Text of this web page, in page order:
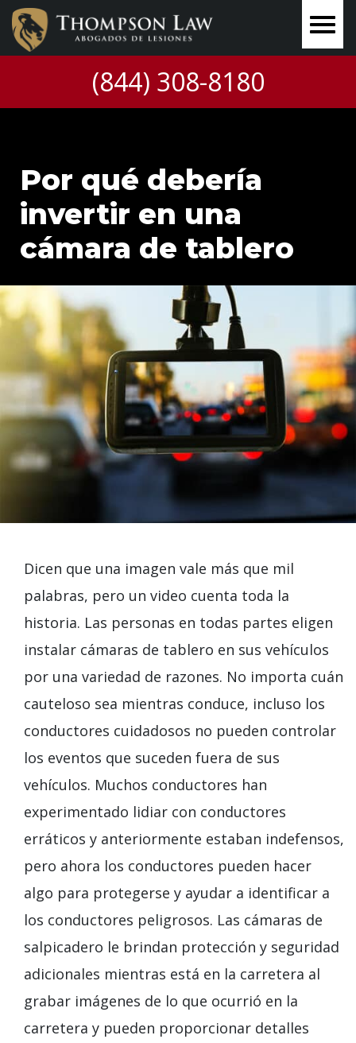
(844) 308-8180
Por qué debería
invertir en una
cámara de tablero
Dicen que una imagen vale más que mil
palabras, pero un video cuenta toda la
historia. Las personas en todas partes eligen
instalar cámaras de tablero en sus vehículos
por una variedad de razones. No importa cuán
cauteloso sea mientras conduce, incluso los
conductores cuidadosos no pueden controlar
los eventos que suceden fuera de sus
vehículos. Muchos conductores han
experimentado lidiar con conductores
erráticos y anteriormente estaban indefensos,
pero ahora los conductores pueden hacer
algo para protegerse y ayudar a identificar a
los conductores peligrosos. Las cámaras de
salpicadero le brindan protección y seguridad
adicionales mientras está en la carretera al
grabar imágenes de lo que ocurrió en la
carretera y pueden proporcionar detalles